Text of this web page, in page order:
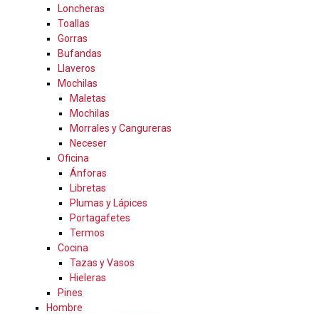
Loncheras
Toallas
Gorras
Bufandas
Llaveros
Mochilas
Maletas
Mochilas
Morrales y Cangureras
Neceser
Oficina
Ánforas
Libretas
Plumas y Lápices
Portagafetes
Termos
Cocina
Tazas y Vasos
Hieleras
Pines
Hombre